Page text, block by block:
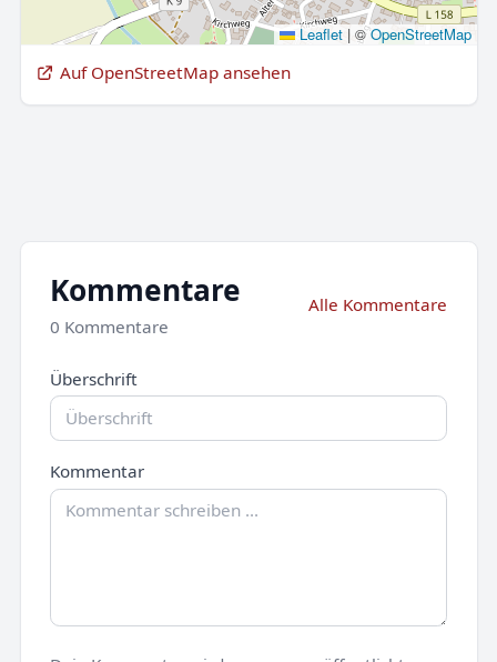
Leaflet |©OpenStreetMap
Auf OpenStreetMap ansehen
Kommentare
0 Kommentare
Alle Kommentare
Überschrift
Kommentar